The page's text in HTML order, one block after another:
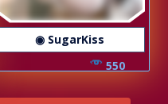
◉ SugarKiss
550